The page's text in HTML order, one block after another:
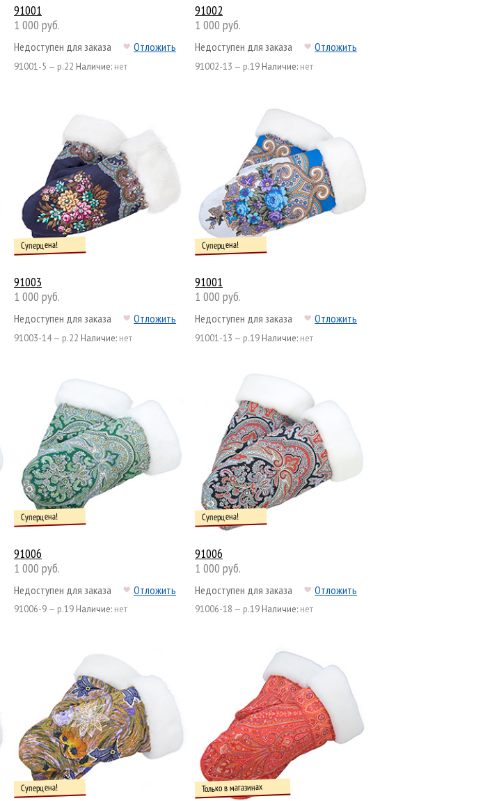
91001
1 000 руб.
Недоступен для заказа Отложить
91001-5 — р.22 Наличие: нет
91002
1 000 руб.
Недоступен для заказа Отложить
91002-13 — р.19 Наличие: нет
91003
Суперцена!
1 000 руб.
Недоступен для заказа Отложить
91003-14 — р.22 Наличие: нет
91001
Суперцена!
1 000 руб.
Недоступен для заказа Отложить
91001-13 — р.19 Наличие: нет
91006
Суперцена!
1 000 руб.
Недоступен для заказа Отложить
91006-9 — р.19 Наличие: нет
91006
Суперцена!
1 000 руб.
Недоступен для заказа Отложить
91006-18 — р.19 Наличие: нет
Суперцена! Только в магазинах